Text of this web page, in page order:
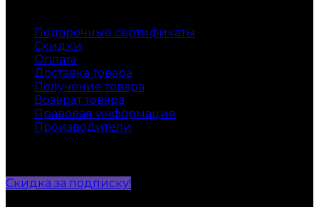
Подарочные сертификаты
Скидки
Оплата
Доставка товара
Получение товара
Возврат товара
Правовая информация
Производители
Скидка за подписку!